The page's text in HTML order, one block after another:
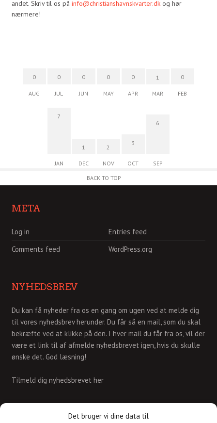
Det bruger vi dine data til
andet. Skriv til os på info@christianshavnskvarter.dk og hør
nærmere!
0
AUG
0
JUL
0
JUN
0
MAY
0
APR
1
MAR
0
FEB
7
JAN
1
DEC
2
NOV
3
OCT
6
SEP
BACK TO TOP
META
Log in
Entries feed
Comments feed
WordPress.org
NYHEDSBREV
Du kan få nyheder fra os en gang om ugen ved at melde dig
til vores nyhedsbrev herunder. Du får så en mail, som du skal
bekræfte ved at klikke på den. I hver mail du får fra os, vil der
være et link til af afmelde nyhedsbrevet igen, hvis du skulle
ønske det. God læsning!
Tilmeld dig nyhedsbrevet her